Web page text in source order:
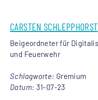
CARSTEN SCHLEPPHORST
Beigeordneter für
und Feuerwehr
Schlagworte: Gremium
Datum: 31-07-23